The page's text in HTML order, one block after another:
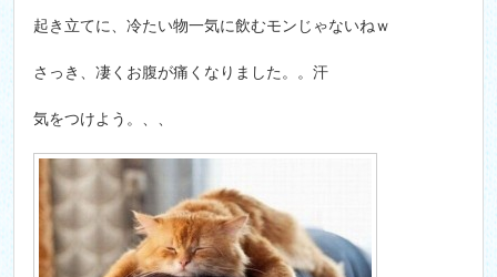
起き立てに、冷たい物一気に飲むモンじゃないねｗ
さっき、凄くお腹が痛くなりました。。汗
気をつけよう。、、